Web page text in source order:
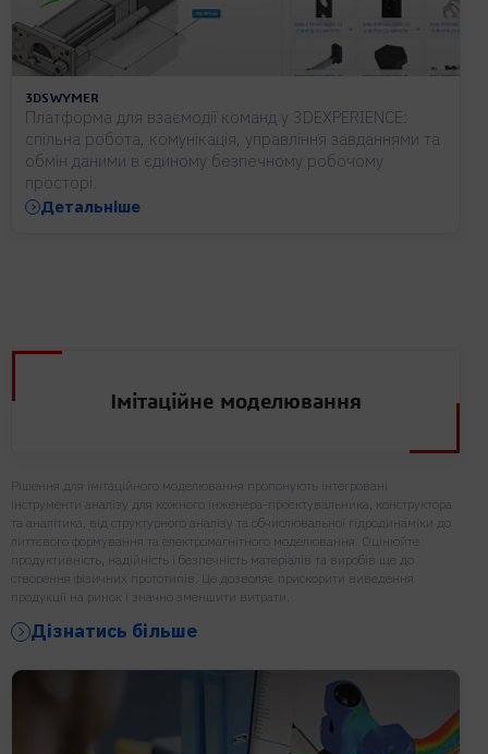
3DSWYMER
Платформа для взаємодії команд у 3DEXPERIENCE:
спільна робота, комунікація, управління завданнями та
обмін даними в єдиному безпечному робочому
просторі.
Детальніше
Імітаційне моделювання
Рішення для імітаційного моделювання пропонують інтегровані
інструменти аналізу для кожного інженера-проєктувальника, конструктора
та аналітика, від структурного аналізу та обчислювальної гідродинаміки до
литтєвого формування та електромагнітного моделювання. Оцінюйте
продуктивність, надійність і безпечність матеріалів та виробів ще до
створення фізичних прототипів. Це дозволяє прискорити виведення
продукції на ринок і значно зменшити витрати.
Дізнатись більше